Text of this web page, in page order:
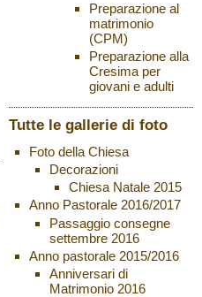
Preparazione al
matrimonio
(CPM)
Preparazione alla
Cresima per
giovani e adulti
Tutte le gallerie di foto
Foto della Chiesa
Decorazioni
Chiesa Natale 2015
Anno Pastorale 2016/2017
Passaggio consegne
settembre 2016
Anno pastorale 2015/2016
Anniversari di
Matrimonio 2016